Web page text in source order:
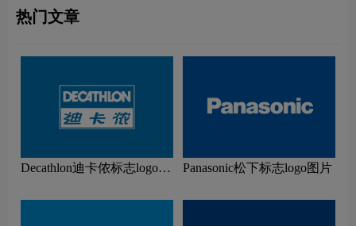
热门文章
Decathlon迪卡侬标志logo图
Panasonic松下标志logo图片